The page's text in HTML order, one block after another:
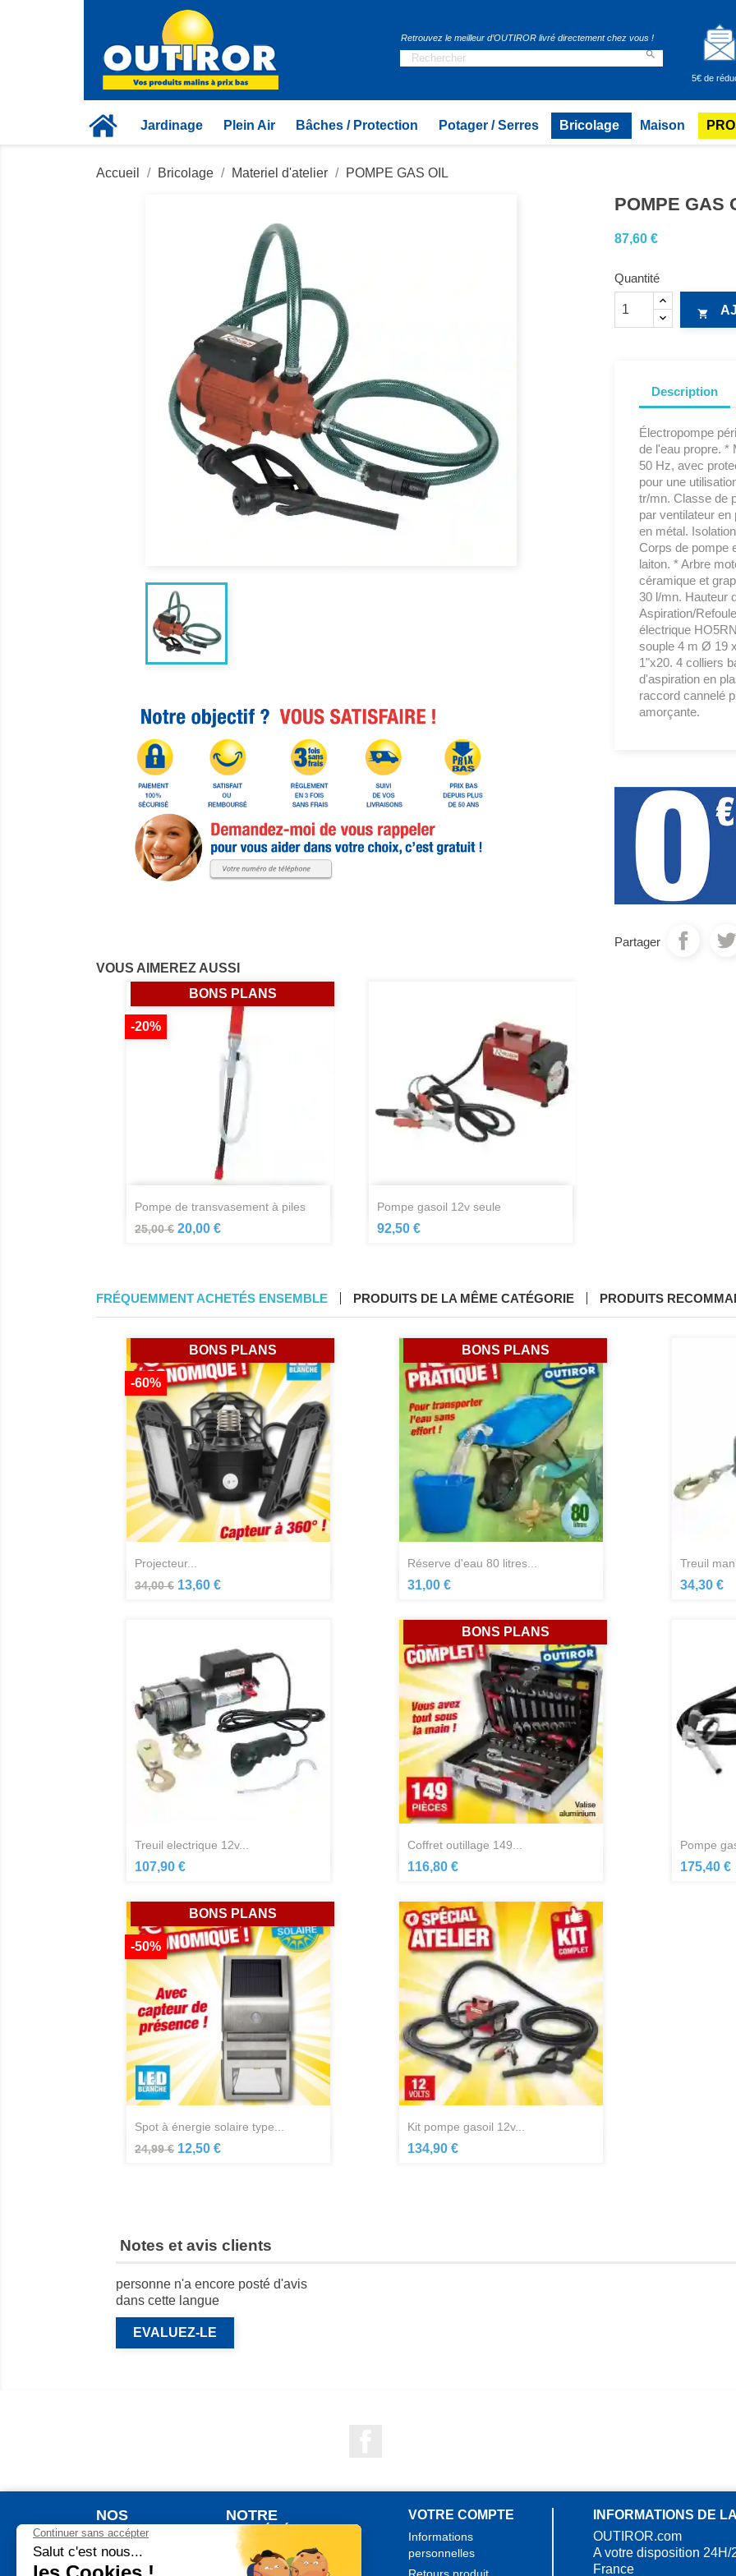
Retrouvez le meilleur d’OUTIROR livré directement chez vous !

5€ de
Jardinage Plein Air Bâches / Protection Potager / Serres Bricolage Maison
Accueil Bricolage Materiel d'atelier POMPE GAS OIL
POMPE GAS
87,60 €
Quantité

Description
Électropompe
de l'eau propre. *
50 Hz, avec
pour une
tr/mn. Classe de
par ventilateur
en métal.
Corps de pompe
laiton. * Arbre
céramique et
30 l/mn. Hauteur
Aspiration/
électrique
souple 4 m Ø 19
1"x20. 4 colliers
d'aspiration en
raccord cannelé
amorçante.
Partager
VOUS AIMEREZ AUSSI
pompe de transvasement à piles
25,00 €
-20%
20,00 €
BONS PLANS
pompe gasoil 12v seule
92,50 €
FRÉQUEMMENT ACHETÉS ENSEMBLE PRODUITS DE LA MÊME CATÉGORIE PRODUITS
projecteur...
34,00 €
-60%
13,60 €
BONS PLANS
 Aperçu rapide
réserve d'eau 80 litres...
31,00 €
BONS PLANS
treuil
34,30 €
treuil electrique 12v...
107,90 €

coffret outillage 149...
116,80 €
BONS PLANS

pompe
175,40 €
spot à énergie solaire type...
24,99 €
-50%
12,50 €
BONS PLANS
 Aperçu rapide
kit pompe gasoil 12v...
134,90 €

Notes et avis clients
personne n'a encore posté d'avis
dans cette langue
EVALUEZ-LE
NOS
PRODUITS
Nouveaux produits
NOTRE
SOCIÉTÉ
Qui sommes nous ?
VOTRE COMPTE
Informations
personnelles
INFORMATIONS DE
OUTIROR.com
A votre disposition 24H/
France